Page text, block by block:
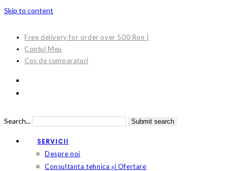
Skip to content
Free delivery for order over 500 Ron |
Contul Meu
Cos de cumparaturi
Search... Submit search
SERVICII
Despre noi
Consultanta tehnica și Ofertare